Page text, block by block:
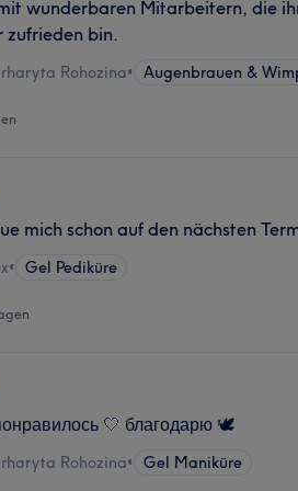
wunderbaren Mitarbeitern, die
zufrieden bin.
Rohozina• Augenbrauen &
mich schon auf den nächsten
• Gel Pediküre
🤍 благодарю 🕊️
Rohozina• Gel Maniküre